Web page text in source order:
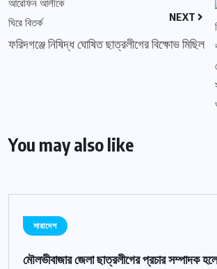
NEXT
ফরিদগঞ্জে নিষিদ্ধ ঘোষিত ছাত্রলীগের বিক্ষোভ মিছিল
You may also like
সারাদেশ
মৌলভীবাজার জেলা ছাত্রলীগের প্রচার সম্পাদক